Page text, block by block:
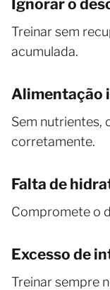
Ignorar o
Treinar sem
acumulada.
Alimentação
Sem nutrientes,
corretamente.
Falta de
Compromete o
Excesso de
Treinar sempre